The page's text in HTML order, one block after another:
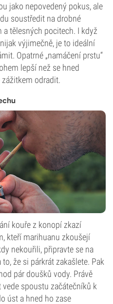
jako nepovedený pokus, ale
soustředit na drobné
a tělesných pocitech. I když
výjimečně, je to ideální
Opatrné „namáčení prstu“
lepší než se hned
odradit.
kouře z konopí zkazí
kteří marihuanu zkoušejí
nekouřili, připravte se na
že si párkrát zakašlete. Pak
pár doušků vody. Právě
spoustu začátečníků k
úst a hned ho zase